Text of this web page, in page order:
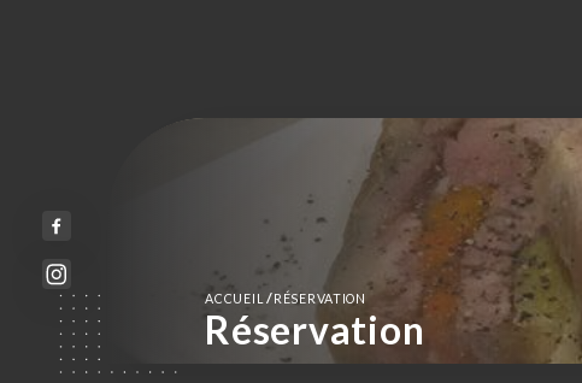
ACCUEIL/ RÉSERVATION
Réservation